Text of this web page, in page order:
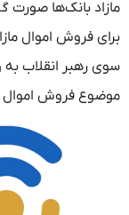
مازاد بانک‌ها صورت
برای فروش اموال
سوی رهبر انقلاب به
موضوع فروش اموال